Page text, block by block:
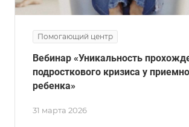
Помогающий центр
31 марта 2026
Вебинар «Уникальность
подросткового кризиса у
ребенка»